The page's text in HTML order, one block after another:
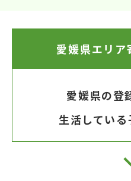
愛媛県エリア
愛媛県の登
生活している